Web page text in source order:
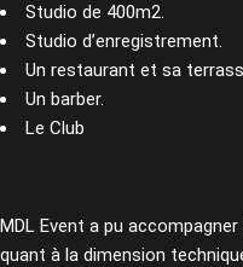
Studio de 400m2.
Studio d’enregistrement.
Un restaurant et sa
Un barber.
Le Club
MDL Event a pu
quant à la dimension